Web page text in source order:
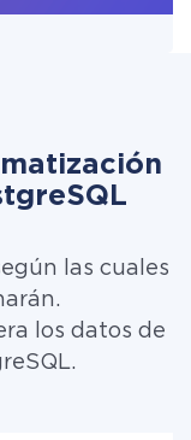
las cuales
los datos de